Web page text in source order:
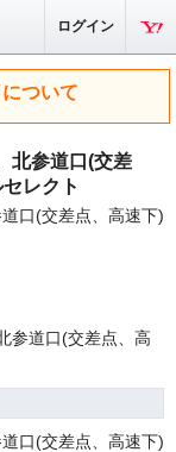
ログイン
ついて
北参道口(交差
レクト
口(交差点、高速下)
参道口(交差点、高
口(交差点、高速下)